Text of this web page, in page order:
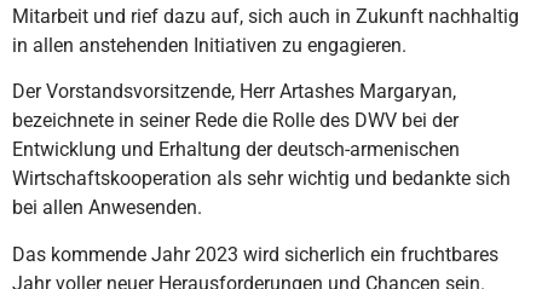
Mitarbeit und rief dazu auf, sich auch in Zukunft nachhaltig
in allen anstehenden Initiativen zu engagieren.
Der Vorstandsvorsitzende, Herr Artashes Margaryan,
bezeichnete in seiner Rede die Rolle des DWV bei der
Entwicklung und Erhaltung der deutsch-armenischen
Wirtschaftskooperation als sehr wichtig und bedankte sich
bei allen Anwesenden.
Das kommende Jahr 2023 wird sicherlich ein fruchtbares
Jahr voller neuer Herausforderungen und Chancen sein.